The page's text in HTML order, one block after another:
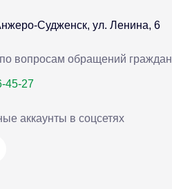
Судженск, ул. Ленина, 6
вопросам обращений граждан
45-27
аккаунты в соцсетях